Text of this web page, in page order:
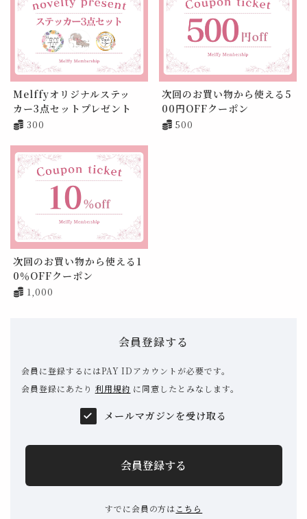
Melffyオリジナルステッ
カー3点セットプレゼント
300
次回のお買い物から使える5
00円OFFクーポン
500
次回のお買い物から使える1
0％OFFクーポン
1,000
会員登録する
会員に登録するにはPAY IDアカウントが必要です。
会員登録にあたり 利用規約 に同意したとみなします。
メールマガジンを受け取る
会員登録する
すでに会員の方はこちら